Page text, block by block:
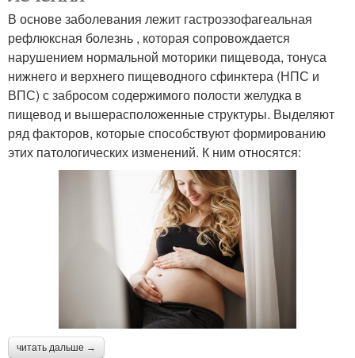
В основе заболевания лежит гастроэзофагеальная
рефлюксная болезнь , которая сопровождается
нарушением нормальной моторики пищевода, тонуса
нижнего и верхнего пищеводного сфинктера (НПС и
ВПС) с забросом содержимого полости желудка в
пищевод и вышерасположенные структуры. Выделяют
ряд факторов, которые способствуют формированию
этих патологических изменений. К ним относятся:
читать дальше →